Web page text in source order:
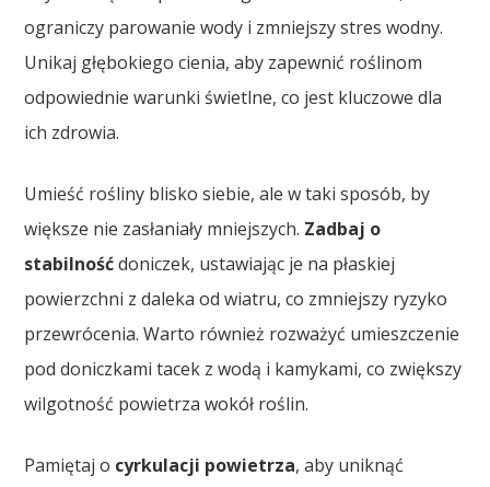
ograniczy parowanie wody i zmniejszy stres wodny.
Unikaj głębokiego cienia, aby zapewnić roślinom
odpowiednie warunki świetlne, co jest kluczowe dla
ich zdrowia.
Umieść rośliny blisko siebie, ale w taki sposób, by
większe nie zasłaniały mniejszych. Zadbaj o
stabilnośćdoniczek, ustawiając je na płaskiej
powierzchni z daleka od wiatru, co zmniejszy ryzyko
przewrócenia. Warto również rozważyć umieszczenie
pod doniczkami tacek z wodą i kamykami, co zwiększy
wilgotność powietrza wokół roślin.
Pamiętaj o cyrkulacji powietrza, aby uniknąć